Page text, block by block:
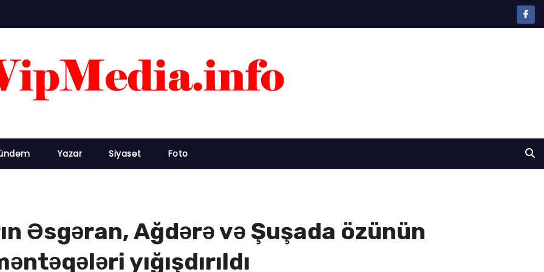
Yazar Siyasət Foto
Əsgəran, Ağdərə və Şuşada özünün
yığışdırıldı